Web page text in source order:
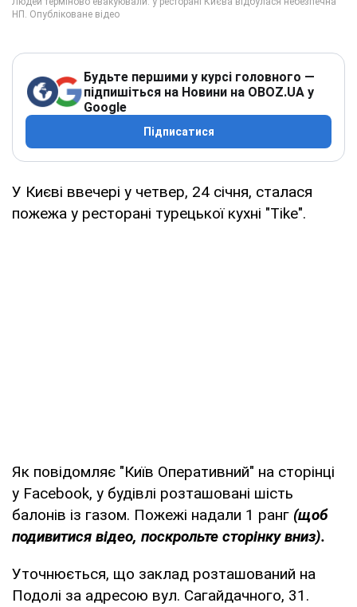
Будьте першими у курсі головного —
підпишіться на Новини на OBOZ.UA у
Google
Підписатися
У Києві ввечері у четвер, 24 січня, сталася
пожежа у ресторані турецької кухні "Tike".
Як повідомляє "Київ Оперативний" на сторінці
у Facebook, у будівлі розташовані шість
балонів із газом. Пожежі надали 1 ранг (щоб
подивитися відео, поскрольте сторінку вниз).
Уточнюється, що заклад розташований на
Подолі за адресою вул. Сагайдачного, 31.